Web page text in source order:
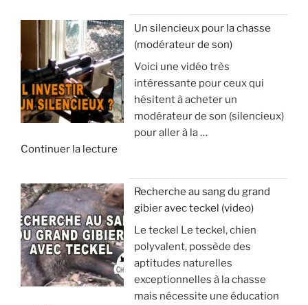
a
p
o
p
h
y
s
à
v
o
i
r
p
o
«
V
y
a
g
s
é
j
o
u
r
d
e
Un silencieux pour la chasse
(modérateur de son)
Voici une vidéo très
intéressante pour ceux qui
hésitent à acheter un
modérateur de son (silencieux)
pour aller à la …
Continuer la lecture
«
U
n
s
i
l
Recherche au sang du grand
gibier avec teckel (video)
Le teckel Le teckel, chien
polyvalent, possède des
aptitudes naturelles
exceptionnelles à la chasse
mais nécessite une éducation